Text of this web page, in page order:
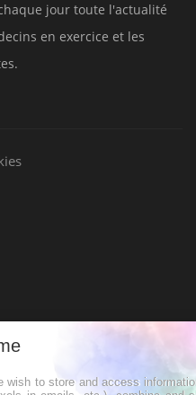
jour toute l'actualité
en exercice et les
wish to store and access